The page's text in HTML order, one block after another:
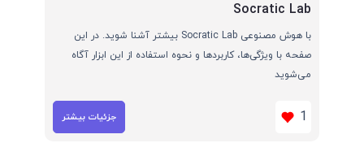
Socratic Lab
با هوش مصنوعی Socratic Lab بیشتر آشنا شوید. در این
صفحه با ویژگی‌ها، کاربردها و نحوه استفاده از این ابزار آگاه
می‌شوید
1 جزئیات بیشتر